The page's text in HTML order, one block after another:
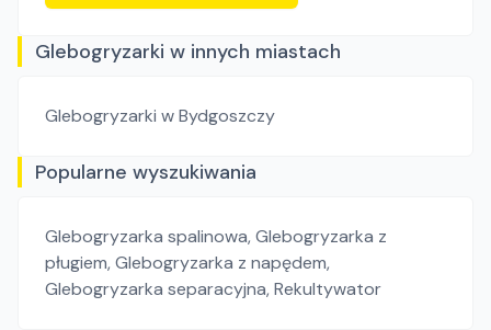
Glebogryzarki w innych miastach
Glebogryzarki w Bydgoszczy
Popularne wyszukiwania
Glebogryzarka spalinowa,Glebogryzarka z
pługiem,Glebogryzarka z napędem,
Glebogryzarka separacyjna,Rekultywator